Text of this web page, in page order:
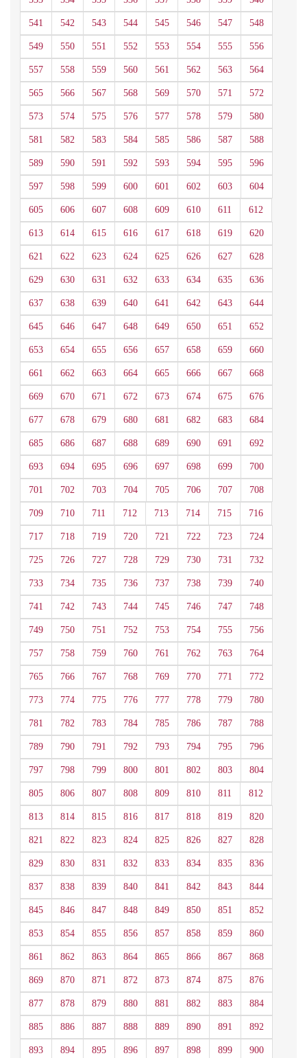
541 542 543 544 545 546 547 548
549 550 551 552 553 554 555 556
557 558 559 560 561 562 563 564
565 566 567 568 569 570 571 572
573 574 575 576 577 578 579 580
581 582 583 584 585 586 587 588
589 590 591 592 593 594 595 596
597 598 599 600 601 602 603 604
605 606 607 608 609 610 611 612
613 614 615 616 617 618 619 620
621 622 623 624 625 626 627 628
629 630 631 632 633 634 635 636
637 638 639 640 641 642 643 644
645 646 647 648 649 650 651 652
653 654 655 656 657 658 659 660
661 662 663 664 665 666 667 668
669 670 671 672 673 674 675 676
677 678 679 680 681 682 683 684
685 686 687 688 689 690 691 692
693 694 695 696 697 698 699 700
701 702 703 704 705 706 707 708
709 710 711 712 713 714 715 716
717 718 719 720 721 722 723 724
725 726 727 728 729 730 731 732
733 734 735 736 737 738 739 740
741 742 743 744 745 746 747 748
749 750 751 752 753 754 755 756
757 758 759 760 761 762 763 764
765 766 767 768 769 770 771 772
773 774 775 776 777 778 779 780
781 782 783 784 785 786 787 788
789 790 791 792 793 794 795 796
797 798 799 800 801 802 803 804
805 806 807 808 809 810 811 812
813 814 815 816 817 818 819 820
821 822 823 824 825 826 827 828
829 830 831 832 833 834 835 836
837 838 839 840 841 842 843 844
845 846 847 848 849 850 851 852
853 854 855 856 857 858 859 860
861 862 863 864 865 866 867 868
869 870 871 872 873 874 875 876
877 878 879 880 881 882 883 884
885 886 887 888 889 890 891 892
893 894 895 896 897 898 899 900